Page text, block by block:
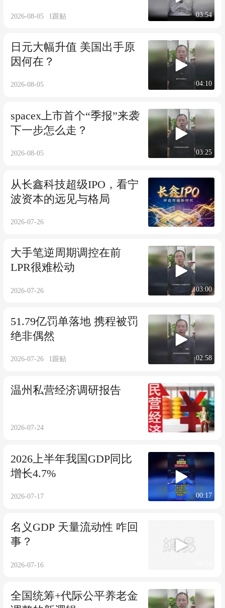
2026-08-05 1跟贴 03:54
日元大幅升值 美国出手原
因何在？
2026-08-05 04:10
spacex上市首个“季报”来袭
下一步怎么走？
2026-08-05 03:25
从长鑫科技超级IPO，看宁
波资本的远见与格局
2026-07-26
大手笔逆周期调控在前
LPR很难松动
2026-07-26 03:00
51.79亿罚单落地 携程被罚
绝非偶然
2026-07-26 1跟贴 02:58
温州私营经济调研报告
2026-07-24
2026上半年我国GDP同比
增长4.7%
2026-07-17 00:17
名义GDP 天量流动性 咋回
事？
2026-07-16
全国统筹+代际公平养老金